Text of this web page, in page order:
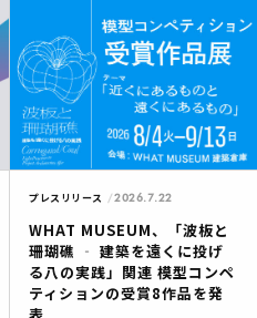
プレスリリース 2026.7.22
WHAT MUSEUM、「波板と
珊瑚礁 ‐ 建築を遠くに投げ
る八の実践」関連 模型コンペ
ティションの受賞8作品を発